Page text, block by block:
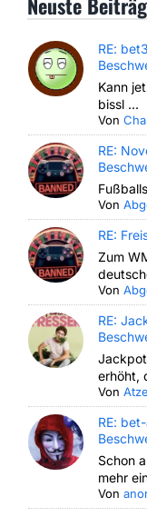
RE:
Kann
bissl ...
Von
RE:
Von
RE:
Zum
Von
RE:
Jackpot
erhöht,
VonAtze
RE:
Schon
mehr
Von